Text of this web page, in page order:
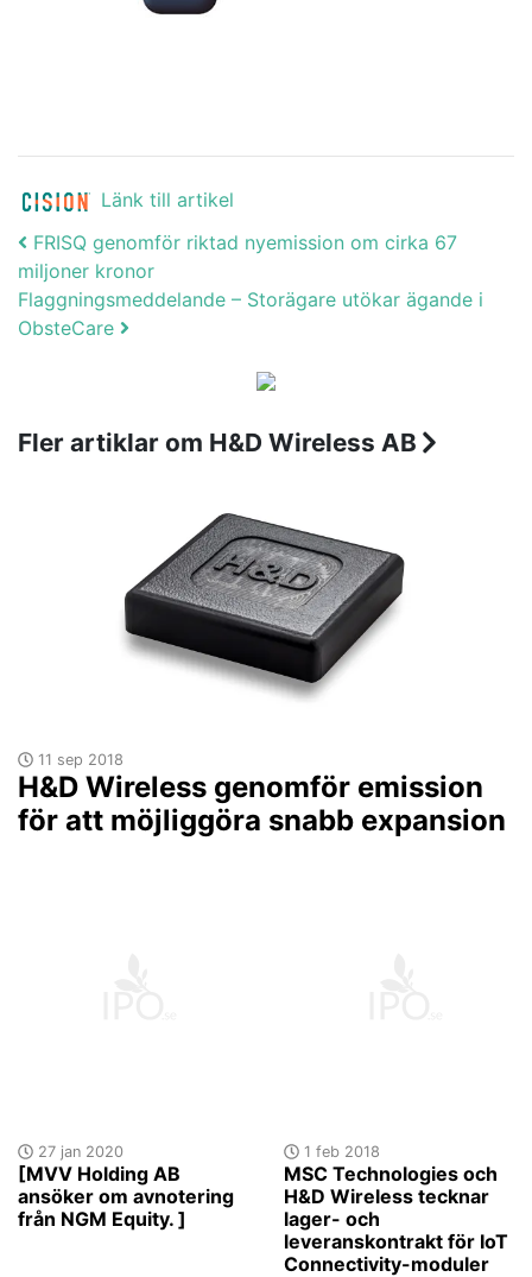
Länk till artikel
Post navigation
FRISQ genomför riktad nyemission om cirka 67
miljoner kronor
Flaggningsmeddelande – Storägare utökar ägande i
ObsteCare
Fler artiklar om H&D Wireless AB
11 sep 2018
H&D Wireless genomför emission
för att möjliggöra snabb expansion
27 jan 2020
[MVV Holding AB
ansöker om avnotering
från NGM Equity. ]
1 feb 2018
MSC Technologies och
H&D Wireless tecknar
lager- och
leveranskontrakt för IoT
Connectivity-moduler